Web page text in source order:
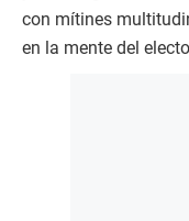
con mítines
en la mente del